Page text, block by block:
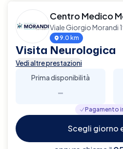
Centro Medico
Viale Giorgio Morandi
9.0 km
Visita Neurologica
Vedi altre prestazioni
Prima disponibilità
-
Pagamento
Scegli giorno